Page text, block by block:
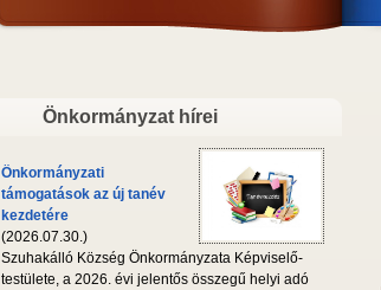
Önkormányzat hírei
Önkormányzati
támogatások az új tanév
kezdetére
(2026.07.30.)
Szuhakálló Község Önkormányzata Képviselő-
testülete, a 2026. évi jelentős összegű helyi adó